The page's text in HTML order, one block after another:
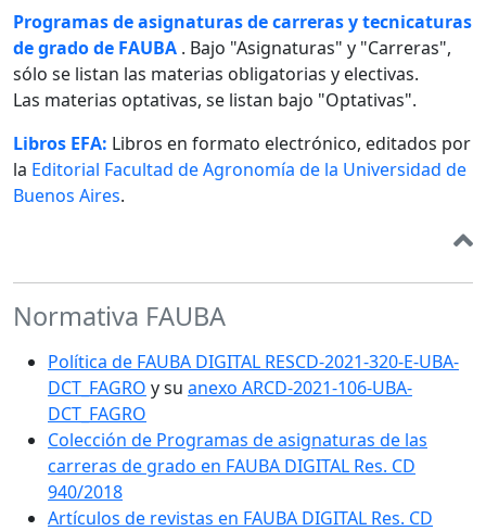
Programas de asignaturas de carreras y tecnicaturas
de grado de FAUBA . Bajo "Asignaturas" y "Carreras",
sólo se listan las materias obligatorias y electivas.
Las materias optativas, se listan bajo "Optativas".
Libros EFA: Libros en formato electrónico, editados por
la Editorial Facultad de Agronomía de la Universidad de
Buenos Aires.
Normativa FAUBA
Política de FAUBA DIGITAL RESCD-2021-320-E-UBA-
DCT_FAGRO y su anexo ARCD-2021-106-UBA-
DCT_FAGRO
Colección de Programas de asignaturas de las
carreras de grado en FAUBA DIGITAL Res. CD
940/2018
Artículos de revistas en FAUBA DIGITAL Res. CD